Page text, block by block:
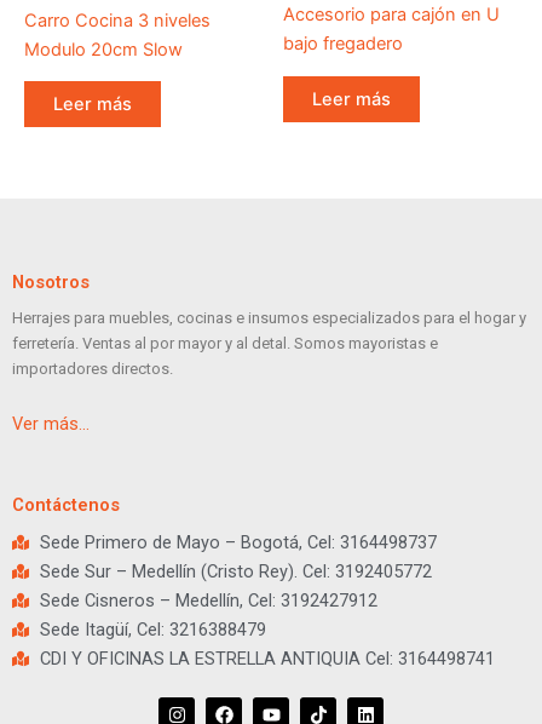
Carro Cocina 3 niveles
Modulo 20cm Slow
Leer más
Accesorio para cajón en U
bajo fregadero
Leer más
Nosotros
Herrajes para muebles, cocinas e insumos especializados para el hogar y
ferretería. Ventas al por mayor y al detal. Somos mayoristas e
importadores directos.
Ver más…
Contáctenos
Sede Primero de Mayo – Bogotá, Cel: 3164498737
Sede Sur – Medellín (Cristo Rey). Cel: 3192405772
Sede Cisneros – Medellín, Cel: 3192427912
Sede Itagüí, Cel: 3216388479
CDI Y OFICINAS LA ESTRELLA ANTIQUIA Cel: 3164498741
I F Y T L